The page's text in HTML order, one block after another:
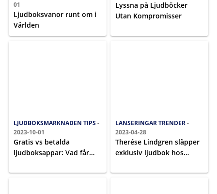
01
Ljudboksvanor runt om i
Världen
Lyssna på Ljudböcker
Utan Kompromisser
LJUDBOKSMARKNADEN TIPS -
2023-10-01
Gratis vs betalda
ljudboksappar: Vad får
LANSERINGARTRENDER-
2023-04-28
Therése Lindgren släpper
exklusiv ljudbok hos